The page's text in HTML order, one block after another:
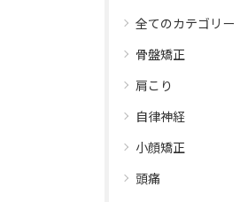
全てのカテゴリー
骨盤矯正
肩こり
自律神経
小顔矯正
頭痛